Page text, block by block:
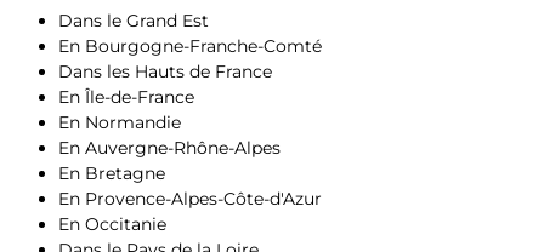
Cantal
Côte-d'Or
Doubs
Drôme
Eure
Bar-le-Duc
Beaune
Beauvais
Belfort
Besançon
Dans le Grand Est
En Bourgogne-Franche-Comté
Dans les Hauts de France
En Île-de-France
En Normandie
En Auvergne-Rhône-Alpes
En Bretagne
En Provence-Alpes-Côte-d'Azur
En Occitanie